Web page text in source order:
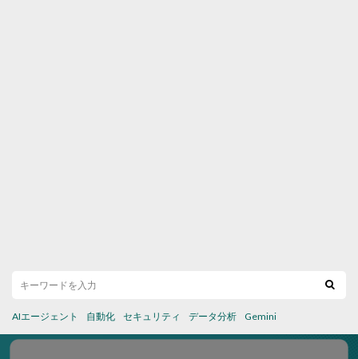
AIエージェント 自動化 セキュリティ データ分析 Gemini